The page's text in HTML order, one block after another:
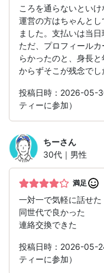
ころを通らないといけ
運営の方はちゃんと
ました。支払いは当日
ただ、プロフィール
らかったのと、身長
からずそこが残念でし
投稿日時：2026-05-
ティーに参加）
ちーさん
30代｜男性
満足
一対一で気軽に話せた
同世代で良かった
連絡交換できた
投稿日時：2026-05-
ティーに参加）